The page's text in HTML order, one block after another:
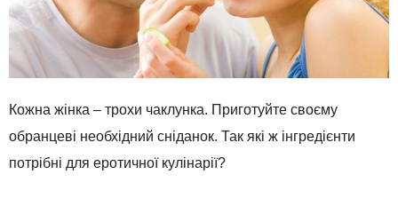
Кожна жінка – трохи чаклунка. Приготуйте своєму
обранцеві необхідний сніданок. Так які ж інгредієнти
потрібні для еротичної кулінарії?